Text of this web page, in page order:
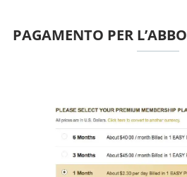
PAGAMENTO PER